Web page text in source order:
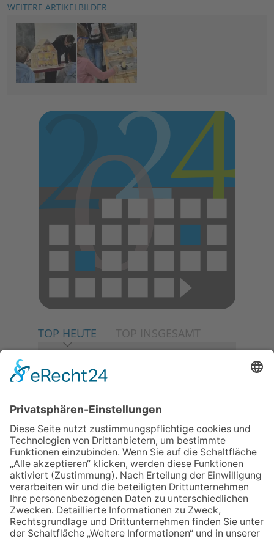
WEITERE ARTIKELBILDER
TOP HEUTE TOP INSGESAMT
30.07.2026
Ganz Niederhöchstadt wird zur
Festmeile
06.08.2026
Baustellenführung führt auch in
die Zukunft der Stadt
Königstein
06.08.2026
Klinikforum zum Thema
Karpaltunnelsyndrom
06.08.2026
Gewinnspiel zum Start ins